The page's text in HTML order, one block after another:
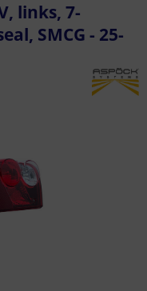
links, 7-
SMCG - 25-